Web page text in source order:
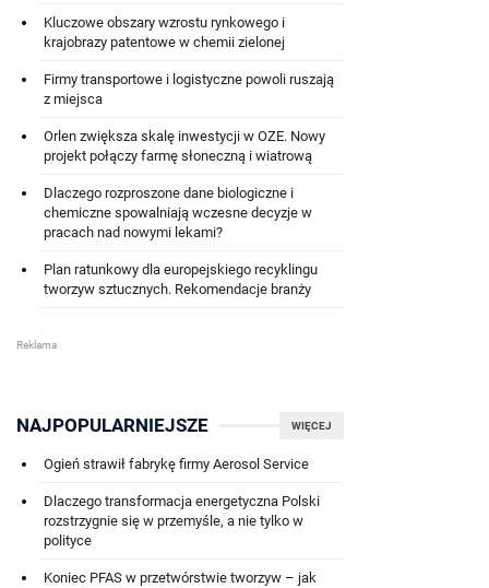
Kluczowe obszary wzrostu rynkowego i
krajobrazy patentowe w chemii zielonej
Firmy transportowe i logistyczne powoli ruszają
z miejsca
Orlen zwiększa skalę inwestycji w OZE. Nowy
projekt połączy farmę słoneczną i wiatrową
Dlaczego rozproszone dane biologiczne i
chemiczne spowalniają wczesne decyzje w
pracach nad nowymi lekami?
Plan ratunkowy dla europejskiego recyklingu
tworzyw sztucznych. Rekomendacje branży
WIĘCEJ
NAJPOPULARNIEJSZE
Ogień strawił fabrykę firmy Aerosol Service
Dlaczego transformacja energetyczna Polski
rozstrzygnie się w przemyśle, a nie tylko w
polityce
Koniec PFAS w przetwórstwie tworzyw – jak